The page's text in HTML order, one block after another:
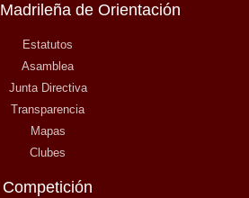
de Orientación
Estatutos
Asamblea
Junta Directiva
Transparencia
Mapas
Clubes
Competición